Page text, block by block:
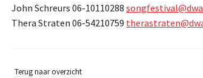
John Schreurs 06-10110288
Thera Straten 06-54210759
Terug naar overzicht